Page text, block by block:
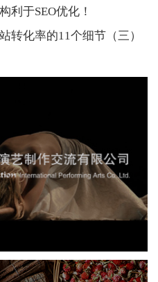
利于SEO优化！
转化率的11个细节（三）
际演艺
网站建设 网页设计